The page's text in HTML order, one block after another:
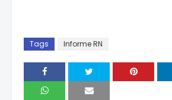
Tags Informe RN